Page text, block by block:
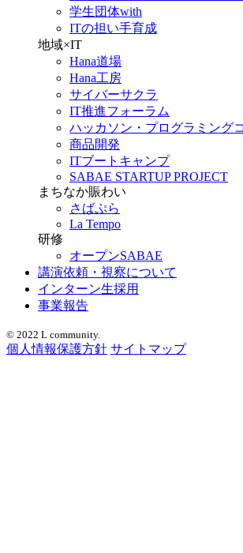
学生団体with
ITの担い手育成
地域×IT
Hana道場
Hana工房
サイバーサクラ
IT推進フォーラム
ハッカソン・プログラミング
商品開発
ITブートキャンプ
SABAE STARTUP PROJECT
まちなか賑わい
さばぷら
La Tempo
研修
オープンSABAE
講演依頼・視察について
インターン生採用
事業報告
© 2022 L community.
個人情報保護方針 サイトマップ